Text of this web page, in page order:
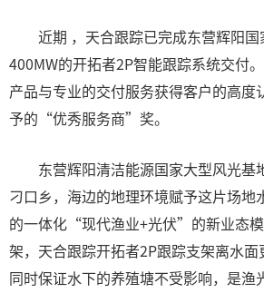
近期 ，天合跟踪已完成东营辉阳
400MW的开拓者2P智能跟踪系统交付
产品与专业的交付服务获得客户的高度
予的“优秀服务商”奖。
东营辉阳清洁能源国家大型风光基
刁口乡，海边的地理环境赋予这片场地
的一体化“现代渔业+光伏”的新业态
架，天合跟踪开拓者2P跟踪支架离水
同时保证水下的养殖塘不受影响，是渔